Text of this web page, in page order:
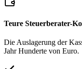
Teure Steuerberater-
Die Auslagerung der
Jahr Hunderte von Euro.